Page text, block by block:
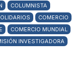
COLUMNISTA
COMERCIO
COMERCIO MUNDIAL
INVESTIGADORA